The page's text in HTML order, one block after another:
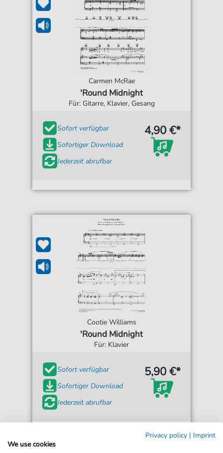
Carmen McRae
'Round Midnight
Für: Gitarre, Klavier, Gesang
Sofort verfügbar
Sofortiger Download
Jederzeit abrufbar
4,90 €*
Cootie Williams
'Round Midnight
Für: Klavier
Sofort verfügbar
Sofortiger Download
Jederzeit abrufbar
5,90 €*
Privacy policy | Imprint
We use cookies